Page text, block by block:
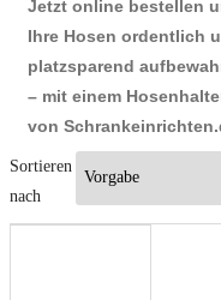
Jetzt online bestellen
Ihre Hosen ordentlich
platzsparend
– mit einem
von
Sortieren
nach